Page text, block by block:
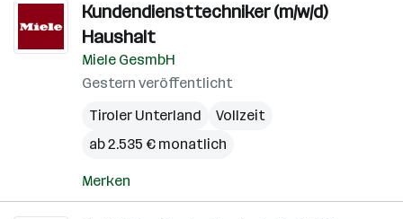
Kundendiensttechniker (m/w/d)
Haushalt
Miele GesmbH
Gestern veröffentlicht
Tiroler Unterland
Vollzeit
ab 2.535 € monatlich
Merken